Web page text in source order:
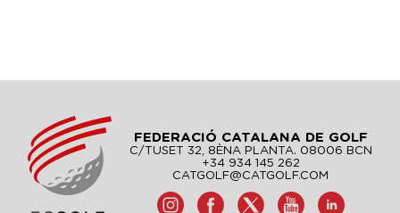
FEDERACIÓ CATALANA DE GOLF
C/TUSET 32, 8ÈNA PLANTA. 08006 BCN
+34 934 145 262
CATGOLF@CATGOLF.COM